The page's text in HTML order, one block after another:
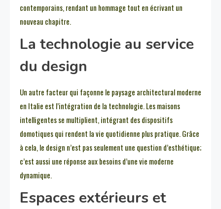
contemporains, rendant un hommage tout en écrivant un
nouveau chapitre.
La technologie au service
du design
Un autre facteur qui façonne le paysage architectural moderne
en Italie est l’intégration de la technologie. Les maisons
intelligentes se multiplient, intégrant des dispositifs
domotiques qui rendent la vie quotidienne plus pratique. Grâce
à cela, le design n’est pas seulement une question d’esthétique;
c’est aussi une réponse aux besoins d’une vie moderne
dynamique.
Espaces extérieurs et